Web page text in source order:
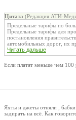
Цитата (Редакция АТИ-
Предельные тарифы по
Предельные тарифы для
постановления
автомобильных дорог, их
Читать дальше
Если платят меньше чем 100
Яхты и джеты отняли ,
задирать на всё. Как